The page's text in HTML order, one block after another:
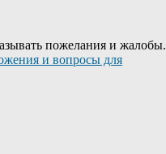
пожелания и жалобы.
и вопросы для